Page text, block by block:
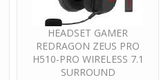
HEADSET GAMER
REDRAGON ZEUS PRO
H510-PRO WIRELESS 7.1
SURROUND